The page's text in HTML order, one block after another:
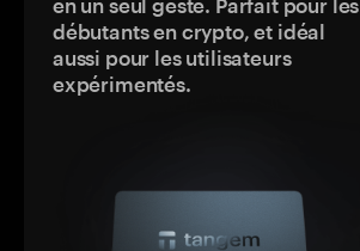
en un seul geste. Parfait pour les
débutants en crypto, et idéal
aussi pour les utilisateurs
expérimentés.